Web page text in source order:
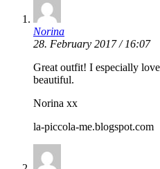
Norina
28. February 2017 / 16:07
Great outfit! I especially
beautiful.
Norina xx
la-piccola-me.blogspot.com